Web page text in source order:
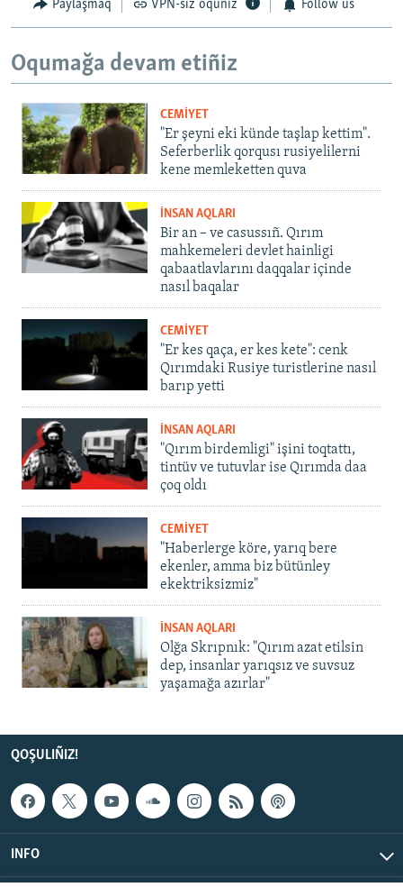
Paylaşmaq VPN-siz oquñız Follow us
Oqumağa devam etiñiz
CEMİYET
"Er şeyni eki künde taşlap kettim".
Seferberlik qorqusı rusiyelilerni
kene memleketten quva
İNSAN AQLARI
Bir an – ve casussıñ. Qırım
mahkemeleri devlet hainligi
qabaatlavlarını daqqalar içinde
nasıl baqalar
CEMİYET
"Er kes qaça, er kes kete": cenk
Qırımdaki Rusiye turistlerine nasıl
barıp yetti
İNSAN AQLARI
"Qırım birdemligi" işini toqtattı,
tintüv ve tutuvlar ise Qırımda daa
çoq oldı
CEMİYET
"Haberlerge köre, yarıq bere
ekenler, amma biz bütünley
ekektriksizmiz"
İNSAN AQLARI
Olğa Skrıpnık: "Qırım azat etilsin
dep, insanlar yarıqsız ve suvsuz
yaşamağa azırlar"
QOŞULIÑIZ!
INFO